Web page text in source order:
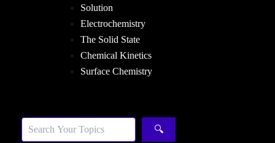
Solution
Electrochemistry
The Solid State
Chemical Kinetics
Surface Chemistry
🔍